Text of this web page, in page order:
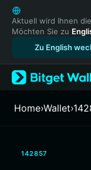
English
日本語
Tiếng Việt
Русский
Español
Türkçe
Français
繁體中文
Aktuell wird Ihnen
Möchten Sie zu
Zu English
Home›Wallet›
142857